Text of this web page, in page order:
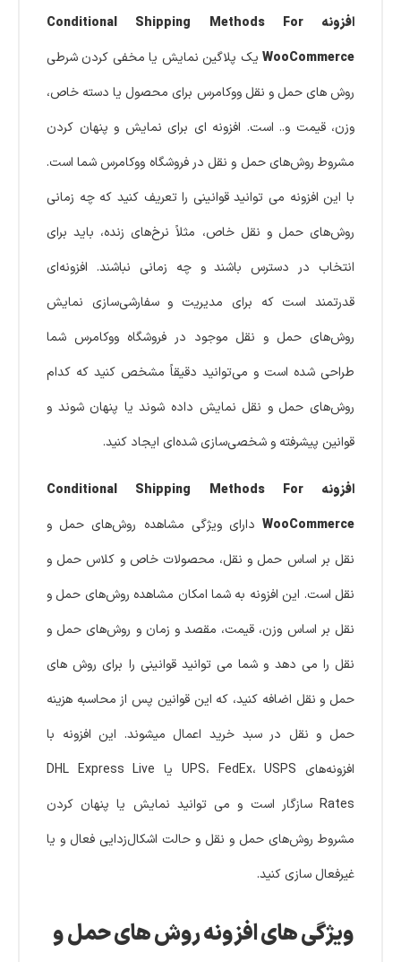
افزونه Conditional Shipping Methods For
WooCommerce یک پلاگین نمایش یا مخفی کردن شرطی
روش های حمل و نقل ووکامرس برای محصول یا دسته خاص،
وزن، قیمت و.. است. افزونه ای برای نمایش و پنهان کردن
مشروط روش‌های حمل و نقل در فروشگاه ووکامرس شما است.
با این افزونه می توانید قوانینی را تعریف کنید که چه زمانی
روش‌های حمل و نقل خاص، مثلاً نرخ‌های زنده، باید برای
انتخاب در دسترس باشند و چه زمانی نباشند. افزونه‌ای
قدرتمند است که برای مدیریت و سفارشی‌سازی نمایش
روش‌های حمل و نقل موجود در فروشگاه ووکامرس شما
طراحی شده است و می‌توانید دقیقاً مشخص کنید که کدام
روش‌های حمل و نقل نمایش داده شوند یا پنهان شوند و
قوانین پیشرفته و شخصی‌سازی شده‌ای ایجاد کنید.
افزونه Conditional Shipping Methods For
WooCommerce دارای ویژگی مشاهده روش‌های حمل و
نقل بر اساس حمل و نقل، محصولات خاص و کلاس حمل و
نقل است. این افزونه به شما امکان مشاهده روش‌های حمل و
نقل بر اساس وزن، قیمت، مقصد و زمان و روش‌های حمل و
نقل را می دهد و شما می توانید قوانینی را برای روش های
حمل و نقل اضافه کنید، که این قوانین پس از محاسبه هزینه
حمل و نقل در سبد خرید اعمال میشوند. این افزونه با
افزونه‌های UPS، FedEx، USPS یا DHL Express Live
Rates سازگار است و می توانید نمایش یا پنهان کردن
مشروط روش‌های حمل و نقل و حالت اشکال‌زدایی فعال و یا
غیرفعال سازی کنید.
ویژگی های افزونه روش های حمل و